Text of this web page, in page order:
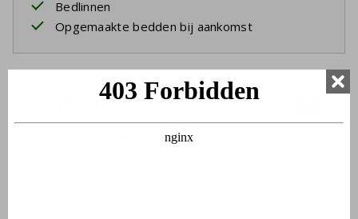
Bedlinnen
Opgemaakte bedden bij aankomst
Slaapkamer 3
Twee eenpersoonsbedden